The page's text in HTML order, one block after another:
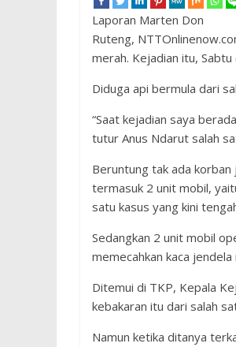
Laporan Marten Don
Ruteng,
merah. Kejadian itu,
Diduga api bermula dari
“Saat kejadian saya
tutur Anus Ndarut salah
Beruntung tak ada
termasuk 2 unit mobil,
satu kasus yang kini
Sedangkan 2 unit mobil
memecahkan kaca
Ditemui di TKP, Kepala
kebakaran itu dari salah
Namun ketika ditanya